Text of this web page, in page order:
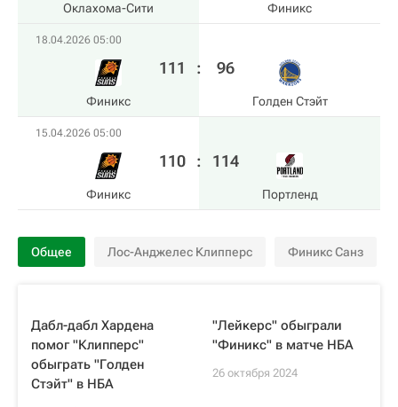
Оклахома-Сити Финикс
18.04.2026 05:00
Финикс
111 : 96
Голден Стэйт
15.04.2026 05:00
Финикс
110 : 114
Портленд
Общее Лос-Анджелес Клипперс Финикс Санз
Дабл-дабл Хардена
помог "Клипперс"
обыграть "Голден
Стэйт" в НБА
"Лейкерс" обыграли
"Финикс" в матче НБА
26 октября 2024